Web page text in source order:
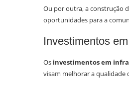
Ou por outra, a construção
oportunidades para a
Investimentos
Os investimentos em
visam melhorar a qualidade